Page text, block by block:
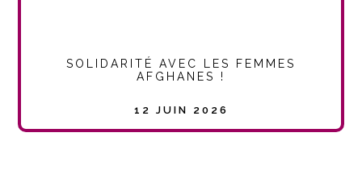
SOLIDARITÉ AVEC LES FEMMES
AFGHANES !
12 JUIN 2026